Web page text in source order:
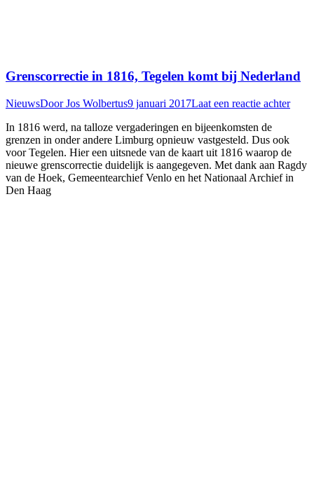
Grenscorrectie in 1816, Tegelen komt bij Nederland
NieuwsDoorJos Wolbertus9 januari 2017Laat een reactie achter
In 1816 werd, na talloze vergaderingen en bijeenkomsten de
grenzen in onder andere Limburg opnieuw vastgesteld. Dus ook
voor Tegelen. Hier een uitsnede van de kaart uit 1816 waarop de
nieuwe grenscorrectie duidelijk is aangegeven. Met dank aan Ragdy
van de Hoek, Gemeentearchief Venlo en het Nationaal Archief in
Den Haag